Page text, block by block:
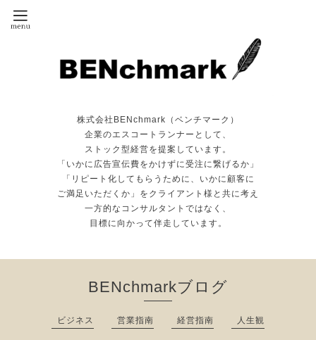
株式会社BENchmark（ベンチマーク）
企業のエスコートランナーとして、
ストック型経営を提案しています。
「いかに広告宣伝費をかけずに受注に繋げるか」
「リピート化してもらうために、いかに顧客に
ご満足いただくか」をクライアント様と共に考え
一方的なコンサルタントではなく、
目標に向かって伴走しています。
BENchmarkブログ
ビジネス 営業指南 経営指南 人生観